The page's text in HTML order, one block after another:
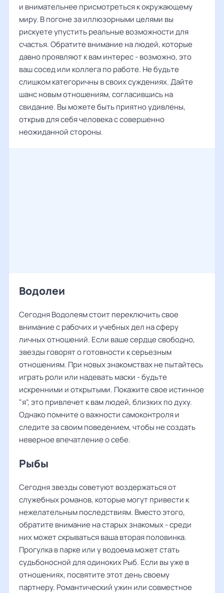
и внимательнее присмотреться к окружающему
миру. В погоне за иллюзорными целями вы
рискуете упустить реальные возможности для
счастья. Обратите внимание на людей, которые
давно проявляют к вам интерес - возможно, это
ваш сосед или коллега по работе. Не будьте
слишком категоричны в своих суждениях. Дайте
шанс новым отношениям, согласившись на
свидание. Вы можете быть приятно удивлены,
открыв для себя человека с совершенно
неожиданной стороны.
Водолеи
Сегодня Водолеям стоит переключить свое
внимание с рабочих и учебных дел на сферу
личных отношений. Если ваше сердце свободно,
звезды говорят о готовности к серьезным
отношениям. При новых знакомствах не пытайтесь
играть роли или надевать маски - будьте
искренними и открытыми. Покажите свое истинное
"я", это привлечет к вам людей, близких по духу.
Однако помните о важности самоконтроля и
следите за своим поведением, чтобы не создать
неверное впечатление о себе.
Рыбы
Сегодня звезды советуют воздержаться от
служебных романов, которые могут привести к
нежелательным последствиям. Вместо этого,
обратите внимание на старых знакомых - среди
них может скрываться ваша вторая половинка.
Прогулка в парке или у водоема может стать
судьбоносной для одиноких Рыб. Если вы уже в
отношениях, посвятите этот день своему
партнеру. Романтический ужин или совместное